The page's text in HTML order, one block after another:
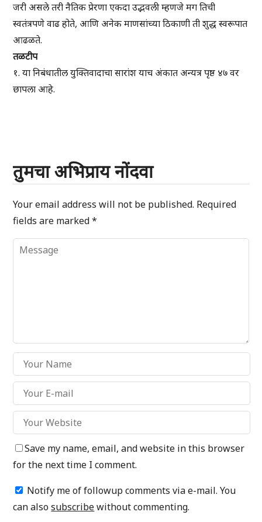
जरी असले तरी नैतिक प्रेरणा एकदा उद्भवली म्हणजे मग तिची
स्वतंत्रपणे वाढ होते, आणि अनेक माणसांच्या ठिकाणी ती शुद्ध स्वरूपात
आढळते.
तळटीप
१. या निबंधातील युक्तिवादाचा सारांश याच अंकात अन्यत्र पृष्ठ ४७ वर
छापला आहे.
तुमचा अभिप्राय नोंदवा
Your email address will not be published. Required
fields are marked*
Save my name, email, and website in this browser
for the next time I comment.
Notify me of followup comments via e-mail. You
can alsosubscribewithout commenting.